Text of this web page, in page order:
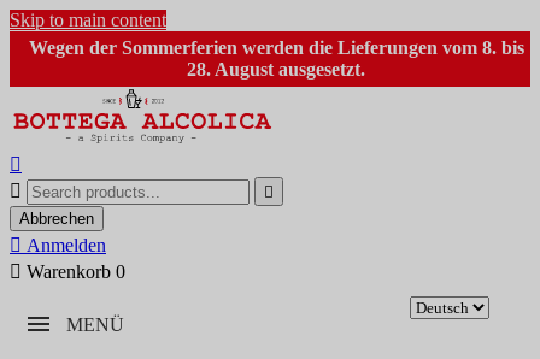
Skip to main content
Wegen der Sommerferien werden die Lieferungen vom 8. bis
28. August ausgesetzt.



Abbrechen
 Anmelden
 Warenkorb 0
MENÜ